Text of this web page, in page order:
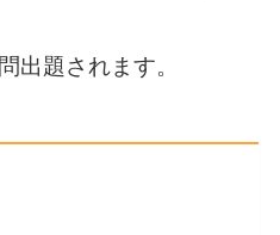
出題されます。